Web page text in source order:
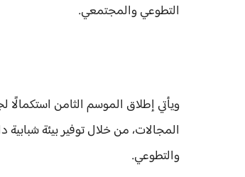
التطوعي والمجتمعي.
ويأتي إطلاق الموسم الثامن استكمالًا
المجالات، من خلال توفير بيئة شبابية
والتطوعي.